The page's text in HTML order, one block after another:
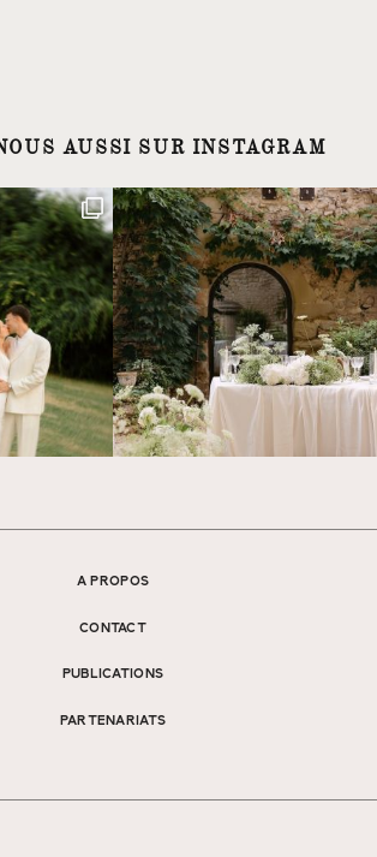
AUSSI SUR INSTAGRAM
A PROPOS
CONTACT
PUBLICATIONS
PARTENARIATS